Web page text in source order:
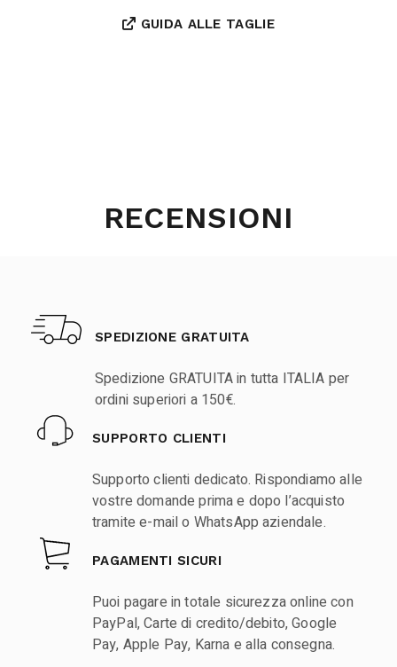
GUIDA ALLE TAGLIE
RECENSIONI
SPEDIZIONE GRATUITA
Spedizione GRATUITA in tutta ITALIA per
ordini superiori a 150€.
SUPPORTO CLIENTI
Supporto clienti dedicato. Rispondiamo alle
vostre domande prima e dopo l’acquisto
tramite e-mail o WhatsApp aziendale.
PAGAMENTI SICURI
Puoi pagare in totale sicurezza online con
PayPal, Carte di credito/debito, Google
Pay, Apple Pay, Karna e alla consegna.